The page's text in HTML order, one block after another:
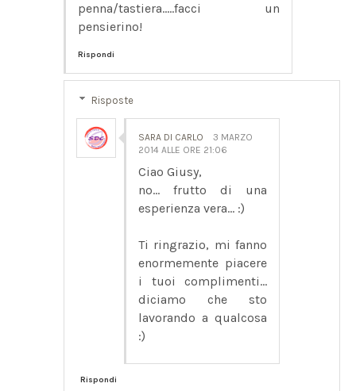
penna/tastiera.....facci un
pensierino!
Rispondi
Risposte
SARA DI CARLO
3 MARZO
2014 ALLE ORE 21:06
Ciao Giusy,
no... frutto di una
esperienza vera... :)
Ti ringrazio, mi fanno
enormemente piacere
i tuoi complimenti...
diciamo che sto
lavorando a qualcosa
:)
Rispondi